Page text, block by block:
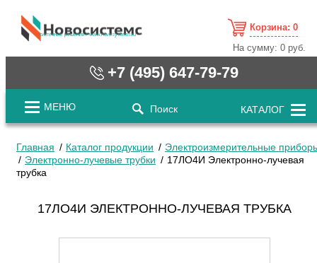
cистемные решения / www.novosystems.ru
Корзина: 0
На сумму:0 руб.
+7 (495) 647-79-79
МЕНЮ Поиск КАТАЛОГ
Главная Каталог продукции
Электроизмерительные
Электронно-лучевые трубки
17ЛО4И Электронно-лучевая
трубка
17ЛО4И ЭЛЕКТРОННО-ЛУЧЕВАЯ ТРУБКА